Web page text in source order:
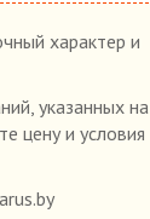
характер и
указанных на
цену и условия